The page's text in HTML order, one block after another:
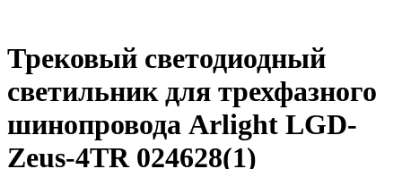
Трековый светодиодный
светильник для трехфазного
шинопровода Arlight LGD-
Zeus-4TR 024628(1)